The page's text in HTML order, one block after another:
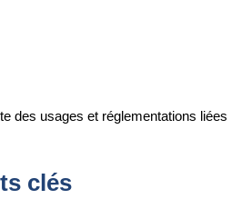
des usages et réglementations liées
clés